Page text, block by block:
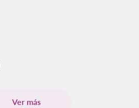
Ver más